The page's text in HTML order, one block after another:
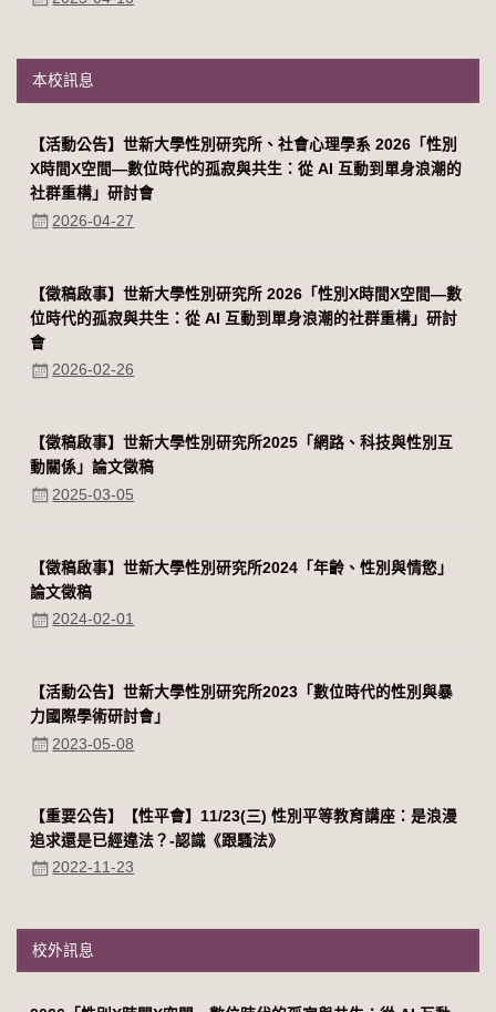
本校訊息
【活動公告】世新大學性別研究所、社會心理學系 2026「性別
Χ時間Χ空間—數位時代的孤寂與共生：從 AI 互動到單身浪潮的
社群重構」研討會
2026-04-27
【徵稿啟事】世新大學性別研究所 2026「性別Χ時間Χ空間—數
位時代的孤寂與共生：從 AI 互動到單身浪潮的社群重構」研討
會
2026-02-26
【徵稿啟事】世新大學性別研究所2025「網路、科技與性別互
動關係」論文徵稿
2025-03-05
【徵稿啟事】世新大學性別研究所2024「年齡、性別與情慾」
論文徵稿
2024-02-01
【活動公告】世新大學性別研究所2023「數位時代的性別與暴
力國際學術研討會」
2023-05-08
【重要公告】【性平會】11/23(三) 性別平等教育講座：是浪漫
追求還是已經違法？-認識《跟騷法》
2022-11-23
校外訊息